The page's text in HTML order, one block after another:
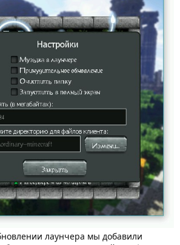
лаунчера мы добавили